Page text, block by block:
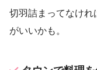
切羽詰まってなけれ
がいいかも。